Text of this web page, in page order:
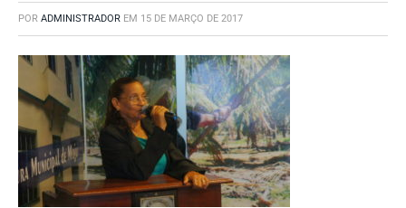
POR ADMINISTRADOR EM 15 DE MARÇO DE 2017